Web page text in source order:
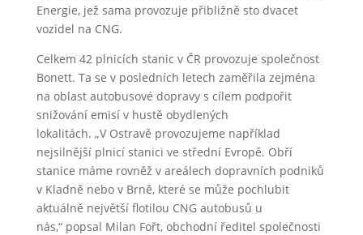
Energie, jež sama provozuje přibližně sto dvacet
vozidel na CNG.
Celkem 42 plnicích stanic v ČR provozuje společnost
Bonett. Ta se v posledních letech zaměřila zejména
na oblast autobusové dopravy s cílem podpořit
snižování emisí v hustě obydlených
lokalitách. „V Ostravě provozujeme například
nejsilnější plnicí stanici ve střední Evropě. Obří
stanice máme rovněž v areálech dopravních podniků
v Kladně nebo v Brně, které se může pochlubit
aktuálně největší flotilou CNG autobusů u
nás,“ popsal Milan Fořt, obchodní ředitel společnosti